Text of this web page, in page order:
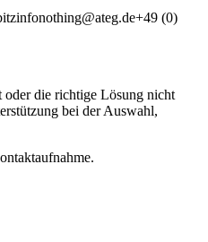
infonothing@ateg.de+49 (0)
oder die richtige Lösung nicht
bei der Auswahl,